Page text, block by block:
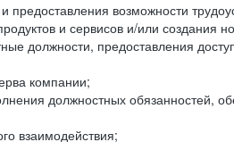
возможности
и сервисов и/или создания
должности, предоставления
компании;
должностных обязанностей,
взаимодействия;